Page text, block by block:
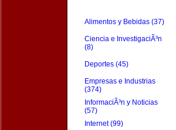
Alimentos y Bebidas (37)
Ciencia e InvestigaciÃ³n
(8)
Deportes (45)
Empresas e Industrias
(374)
InformaciÃ³n y Noticias
(57)
Internet (99)